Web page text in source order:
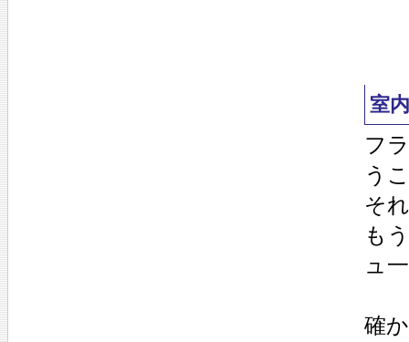
室
フ
う
そ
も
ュ
確